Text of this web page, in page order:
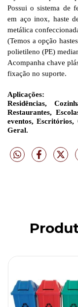
Possui o sistema de
em aço inox, haste
metálica
(Temos a opção
polietileno (PE)
Acompanha chave
fixação no suporte.
Aplicações:
Residências,
Restaurantes,
eventos,
Geral.